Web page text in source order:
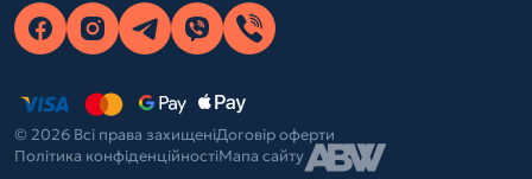
© 2026 Всі права захищеніДоговір оферти
Політика конфіденційностіМапа сайту